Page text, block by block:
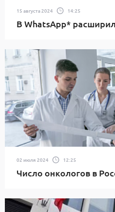
15 августа 2024 14:25
В WhatsApp*
02 июля 2024 12:25
Число онкологов в